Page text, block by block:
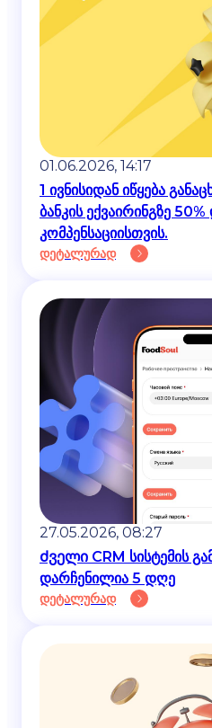
01.06.2026, 14:17
1 ივნისიდან იწყება
ბანკის ექვაირინგზე
კომპენსაციისთვის.
დეტალურად
27.05.2026, 08:27
Ძველი CRM სისტემის
დარჩენილია 5 დღე
დეტალურად